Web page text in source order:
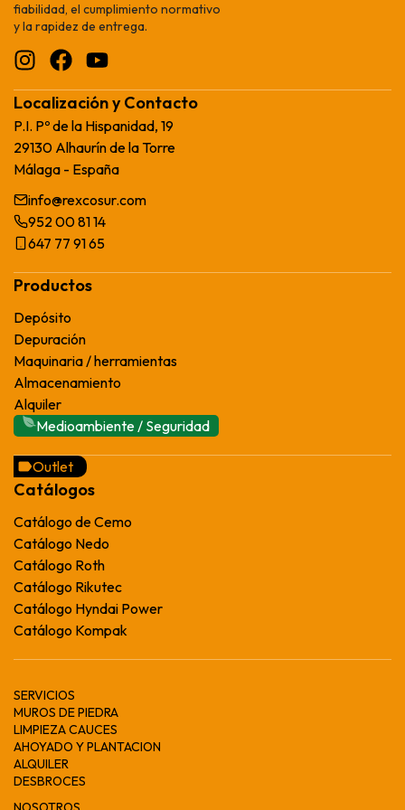
fiabilidad, el cumplimiento normativo
y la rapidez de entrega.
Localización y Contacto
P.I. Pº de la Hispanidad, 19
29130 Alhaurín de la Torre
Málaga - España
info@rexcosur.com
952 00 81 14
647 77 91 65
Productos
Depósito
Depuración
Maquinaria / herramientas
Almacenamiento
Alquiler
Medioambiente / Seguridad
Outlet
Catálogos
Catálogo de Cemo
Catálogo Nedo
Catálogo Roth
Catálogo Rikutec
Catálogo Hyndai Power
Catálogo Kompak
SERVICIOS
MUROS DE PIEDRA
LIMPIEZA CAUCES
AHOYADO Y PLANTACION
ALQUILER
DESBROCES